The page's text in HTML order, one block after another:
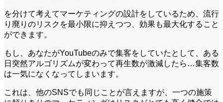
を分けて考えてマーケティングの設計をしているため、流行
り廃りのリスクを最小限に抑えつつ、効果も最大化すること
ができます。
もし、あなたがYouTubeのみで集客をしていたとして、ある
日突然アルゴリズムが変わって再生数が激減したら…集客数
は一気になくなってしまいます。
これは、他のSNSでも同じことが言えますが、一つの施策